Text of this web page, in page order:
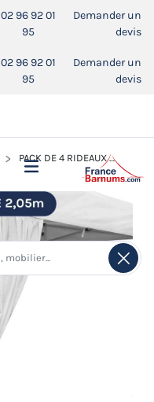
02 96 92 01
95
Demander un
devis
02 96 92 01
95
Demander un
devis
PACK DE 4 RIDEAUX D'ANGLE DE 2,05M POUR BARNUM PLIANT DE 3X3M, 3X4,5M OU 3X6M